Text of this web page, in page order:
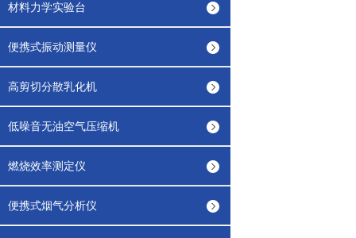
材料力学实验台
便携式振动测量仪
高剪切分散乳化机
低噪音无油空气压缩机
燃烧效率测定仪
便携式烟气分析仪